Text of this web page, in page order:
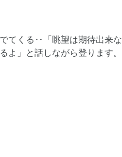
てくる‥「眺望は期待出来な
よ」と話しながら登ります。